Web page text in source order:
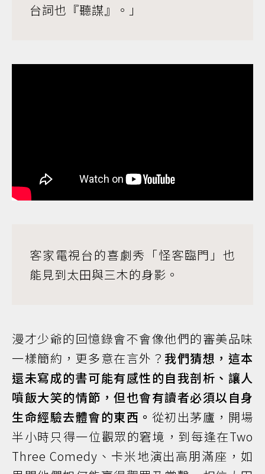
台詞也『聽謀』。」
客家電視台的喜劇秀「怪客臨門」也
能見到太田與三木的身影。
漫才少爺的回憶錄會不會像他們的審美品味
一樣簡約，更多意在言外？ 我們猜想，這本
還未寫成的書可能有感性的自我剖析、讓人
噴飯大笑的情節，但也會有讀者必須以自身
生命經驗去體會的東西。 從初出茅廬，開場
半小時只得一位觀眾的窘境，到每逢在Two
Three Comedy、卡米地演出高朋滿座，如